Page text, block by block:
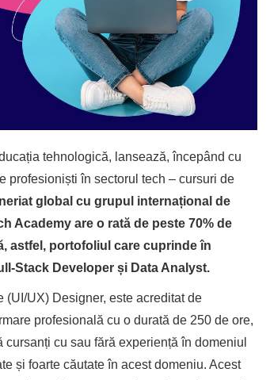
tehnologică, lansează, începând cu
profesioniști în sectorul tech – cursuri de
global cu grupul internațional de
Academy are o rată de peste 70% de
astfel, portofoliul care cuprinde în
Stack Developer și Data Analyst.
(UI/UX) Designer, este acreditat de
profesională cu o durată de 250 de ore,
cu sau fără experiență în domeniul
și foarte căutate în acest domeniu. Acest